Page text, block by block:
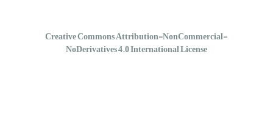
Creative Commons Attribution-NonCommercial-
NoDerivatives 4.0 International License